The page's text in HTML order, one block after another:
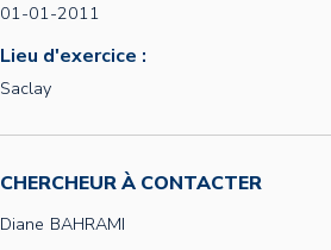
01-01-2011
Lieu d'exercice :
Saclay
CHERCHEUR À CONTACTER
Diane BAHRAMI